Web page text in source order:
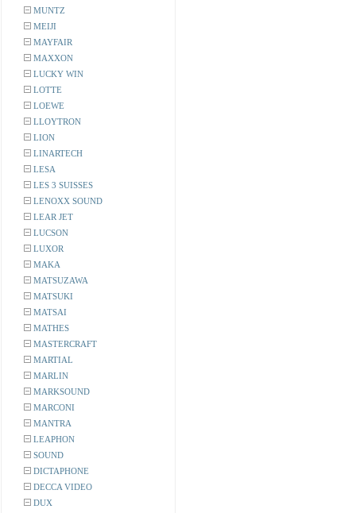
MUNTZ
MEIJI
MAYFAIR
MAXXON
LUCKY WIN
LOTTE
LOEWE
LLOYTRON
LION
LINARTECH
LESA
LES 3 SUISSES
LENOXX SOUND
LEAR JET
LUCSON
LUXOR
MAKA
MATSUZAWA
MATSUKI
MATSAI
MATHES
MASTERCRAFT
MARTIAL
MARLIN
MARKSOUND
MARCONI
MANTRA
LEAPHON
SOUND
DICTAPHONE
DECCA VIDEO
DUX